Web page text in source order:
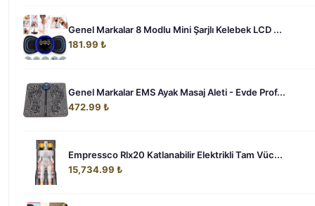
Genel Markalar 8 Modlu Mini Şarjlı Kelebek LCD ...
181.99 ₺
Genel Markalar EMS Ayak Masaj Aleti - Evde Prof...
472.99 ₺
Empressco Rlx20 Katlanabilir Elektrikli Tam Vüc...
15,734.99 ₺